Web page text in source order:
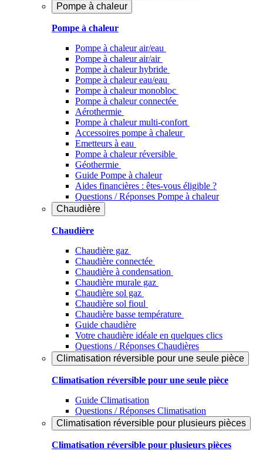
Pompe à chaleur
Pompe à chaleur
Pompe à chaleur air/eau
Pompe à chaleur air/air
Pompe à chaleur hybride
Pompe à chaleur​ eau/eau
Pompe à chaleur monobloc
Pompe à chaleur connectée
Aérothermie
Pompe à chaleur multi-confort
Accessoires pompe à chaleur
Emetteurs à eau
Pompe à chaleur réversible
Géothermie
Guide Pompe à chaleur
Aides financières : êtes-vous éligible ?
Questions / Réponses Pompe à chaleur
Chaudière
Chaudière
Chaudière gaz
Chaudière connectée
Chaudière à condensation
Chaudière murale gaz
Chaudière sol gaz
Chaudière sol fioul
Chaudière basse température
Guide chaudière
Votre chaudière idéale en quelques clics
Questions / Réponses Chaudières
Climatisation réversible pour une seule pièce
Climatisation réversible pour une seule pièce
Guide Climatisation
Questions / Réponses Climatisation
Climatisation réversible pour plusieurs pièces
Climatisation réversible pour plusieurs pièces